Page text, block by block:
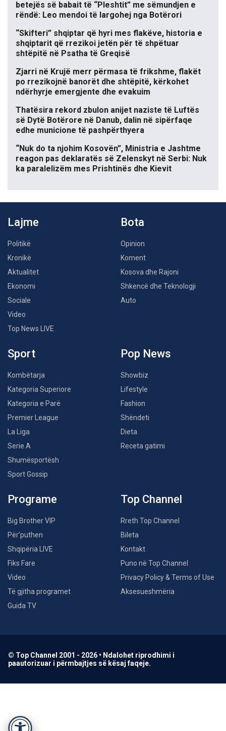
betejës së babait të “Pleshtit” me sëmundjen e
rëndë: Leo mendoi të largohej nga Botërori
“Skifteri” shqiptar që hyri mes flakëve, historia e
shqiptarit që rrezikoi jetën për të shpëtuar
shtëpitë në Psatha të Greqisë
Zjarri në Krujë merr përmasa të frikshme, flakët
po rrezikojnë banorët dhe shtëpitë, kërkohet
ndërhyrje emergjente dhe evakuim
Thatësira rekord zbulon anijet naziste të Luftës
së Dytë Botërore në Danub, dalin në sipërfaqe
edhe municione të pashpërthyera
“Nuk do ta njohim Kosovën”, Ministria e Jashtme
reagon pas deklaratës së Zelenskyt në Serbi: Nuk
ka paralelizëm mes Prishtinës dhe Kievit
Lajme
Politikë
Kronikë
Aktualitet
Ekonomi
Sociale
Video
Top News LIVE
Bota
Opinion
Koment
Kosova dhe Rajoni
Shkencë dhe Teknologji
Auto
Sport
Kombëtarja
Kategoria Superiore
Kategoria e Parë
Premier League
La Liga
Serie A
Shumësportësh
Sport Gossip
Pop News
Showbiz
Lifestyle
Fashion
Shëndeti
Dieta
Receta gatimi
Programe
Big Brother VIP
Për’puthen
Shqipëria LIVE
Fiks Fare
Video
Të gjitha programet
Guida TV
Top Channel
Rreth Top Channel
Bileta
Kontakt
Puno në Top Channel
Privacy Policy & Terms of Use
Aksesueshmëria
© Top Channel 2001 - 2026 • Ndalohet riprodhimi i
paautorizuar i përmbajtjes së kësaj faqeje.